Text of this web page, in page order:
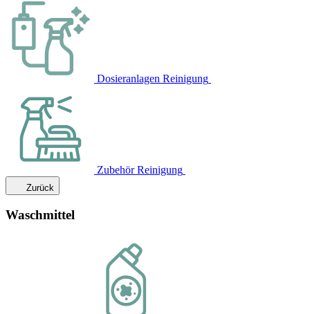
Dosieranlagen Reinigung
Zubehör Reinigung
Zurück
Waschmittel